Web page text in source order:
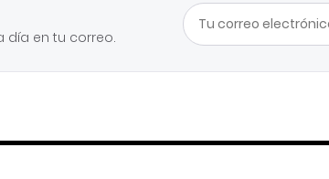
día en tu correo.